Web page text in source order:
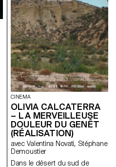
CINEMA
OLIVIA CALCATERRA
– LA MERVEILLEUSE
DOULEUR DU GENÊT
(RÉALISATION)
avec Valentina Novati, Stéphane
Demoustier
Dans le désert du sud de